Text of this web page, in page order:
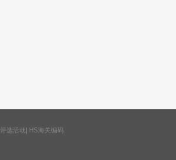
评选活动
HS海关编码